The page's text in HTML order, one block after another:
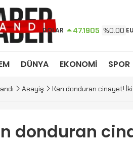
DOLAR 47.1905 %0.00
DÜNYA EKONOMİ SPOR
Asayiş Kan donduran cinayet! İki
donduran